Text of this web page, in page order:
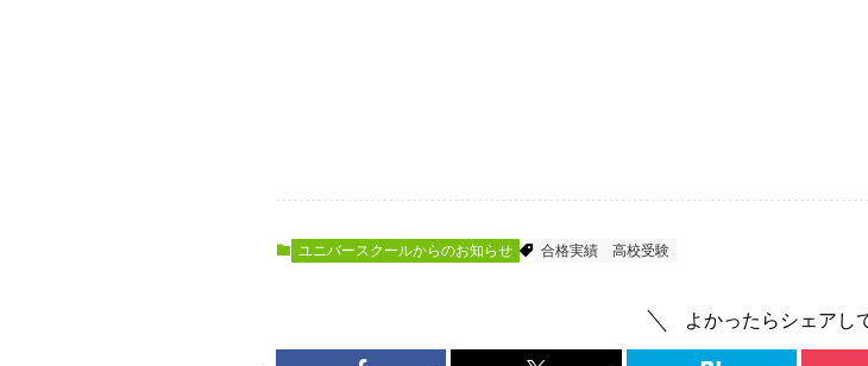
ユニバースクールからのお知らせ 合格実績 高校受験
よかったらシェアし